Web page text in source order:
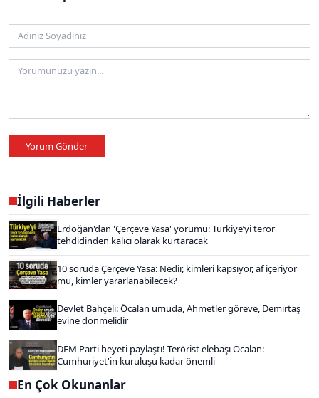
Yorum Gönder
İlgili Haberler
Erdoğan'dan 'Çerçeve Yasa' yorumu: Türkiye’yi terör
tehdidinden kalıcı olarak kurtaracak
10 soruda Çerçeve Yasa: Nedir, kimleri kapsıyor, af içeriyor
mu, kimler yararlanabilecek?
Devlet Bahçeli: Öcalan umuda, Ahmetler göreve, Demirtaş
evine dönmelidir
DEM Parti heyeti paylaştı! Terörist elebaşı Öcalan:
Cumhuriyet'in kuruluşu kadar önemli
En Çok Okunanlar